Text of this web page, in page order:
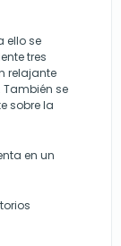
ello se
tres
relajante
También se
sobre la
en un